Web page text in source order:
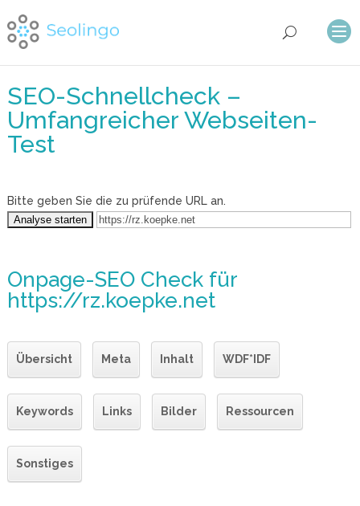
SEO-Schnellcheck –
Umfangreicher Webseiten-
Test
Bitte geben Sie die zu prüfende URL an.
Onpage-SEO Checkfür
https://rz.koepke.net
Übersicht Meta Inhalt WDF*IDF
Keywords Links Bilder Ressourcen
Sonstiges